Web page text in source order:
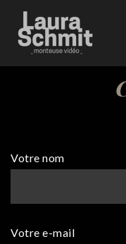
Votre nom
Votre e-mail